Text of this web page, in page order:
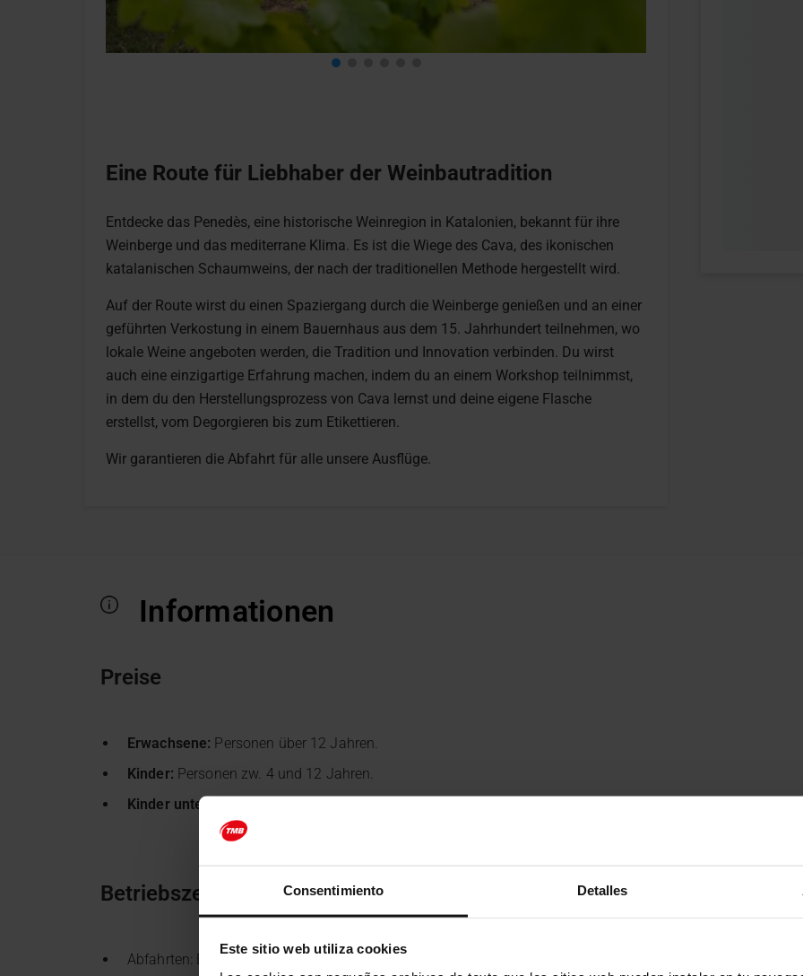
Consentimiento Detalles
Este sitio web utiliza cookies
Eine Route für Liebhaber der Weinbautradition
Entdecke das Penedès, eine historische Weinregion in Katalonien, bekannt für ihre
Weinberge und das mediterrane Klima. Es ist die Wiege des Cava, des ikonischen
katalanischen Schaumweins, der nach der traditionellen Methode hergestellt wird.
Auf der Route wirst du einen Spaziergang durch die Weinberge genießen und an einer
geführten Verkostung in einem Bauernhaus aus dem 15. Jahrhundert teilnehmen, wo
lokale Weine angeboten werden, die Tradition und Innovation verbinden. Du wirst
auch eine einzigartige Erfahrung machen, indem du an einem Workshop teilnimmst,
in dem du den Herstellungsprozess von Cava lernst und deine eigene Flasche
erstellst, vom Degorgieren bis zum Etikettieren.
Wir garantieren die Abfahrt für alle unsere Ausflüge.
Informationen
Preise
Erwachsene: Personen über 12 Jahren.
Kinder: Personen zw. 4 und 12 Jahren.
Kinder unter 4 Jahren kostenlos
Betriebszeiten
Abfahrten: Bitte den Kalender für Fahrscheinreservierung einsehen.